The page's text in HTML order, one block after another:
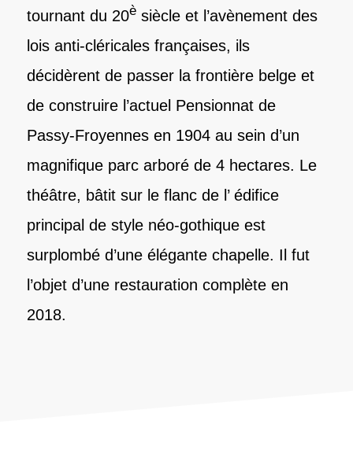
tournant du 20èsiècle et l’avènement des
lois anti-cléricales françaises, ils
décidèrent de passer la frontière belge et
de construire l’actuel Pensionnat de
Passy-Froyennes en 1904 au sein d’un
magnifique parc arboré de 4 hectares. Le
théâtre, bâtit sur le flanc de l’ édifice
principal de style néo-gothique est
surplombé d’une élégante chapelle. Il fut
l’objet d’une restauration complète en
2018.